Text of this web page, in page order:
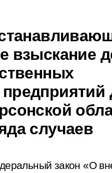
взыскание
случаев
закон «О